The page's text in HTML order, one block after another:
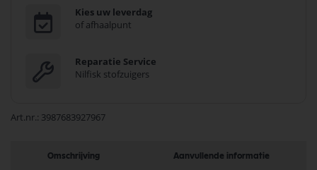
Kies uw leverdag
of afhaalpunt
Reparatie Service
Nilfisk stofzuigers
Art.nr. 3987683927967
Omschrijving Aanvullende informatie